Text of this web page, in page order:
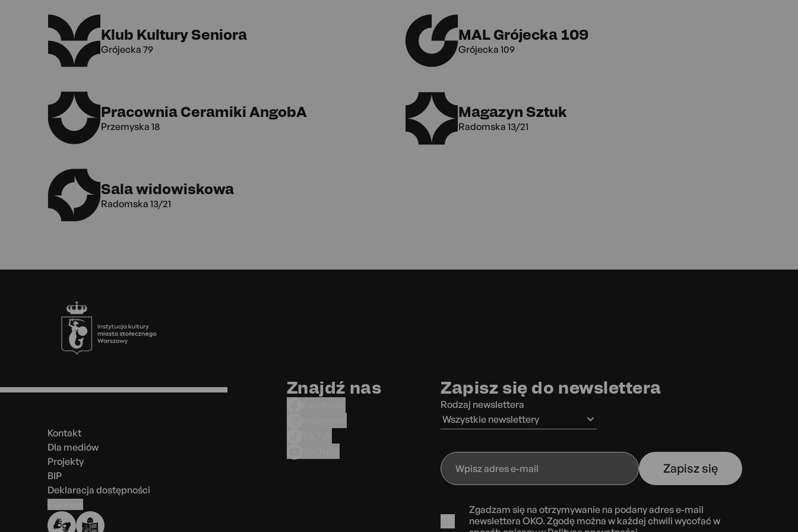
Klub Kultury Seniora
Grójecka 79
MAL Grójecka 109
Grójecka 109
Pracownia Ceramiki AngobA
Przemyska 18
Magazyn Sztuk
Radomska 13/21
Sala widowiskowa
Radomska 13/21
Stopka
Menu
Kontakt
Dla mediów
Projekty
BIP
Deklaracja dostępności
Znajdź nas Zapisz się do newslettera
Rodzaj newslettera
Wszystkie newslettery
Wpisz
adres
e-
Zapisz się
Zgadzam się na otrzymywanie na podany adres e-mail
newslettera OKO. Zgodę można w każdej chwili wycofać w